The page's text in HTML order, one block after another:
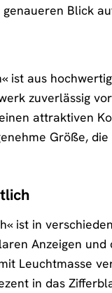
Blick
ist aus
zuverlässig
attraktiven
Größe,
ist in
Anzeigen
Leuchtmasse
in das